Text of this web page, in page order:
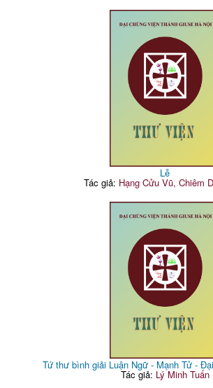
Lễ
Tác giả: Hạng Cửu Vũ, Chiêm
Tứ thư bình giải Luận Ngữ - Mạnh Tử -
Tác giả: Lý Minh Tuấn